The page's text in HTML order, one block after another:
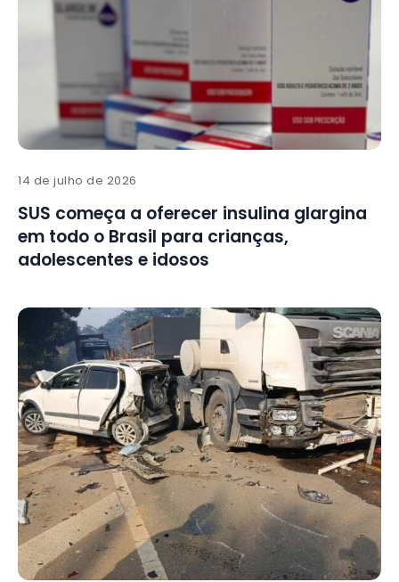
14 de julho de 2026
SUS começa a oferecer insulina glargina
em todo o Brasil para crianças,
adolescentes e idosos